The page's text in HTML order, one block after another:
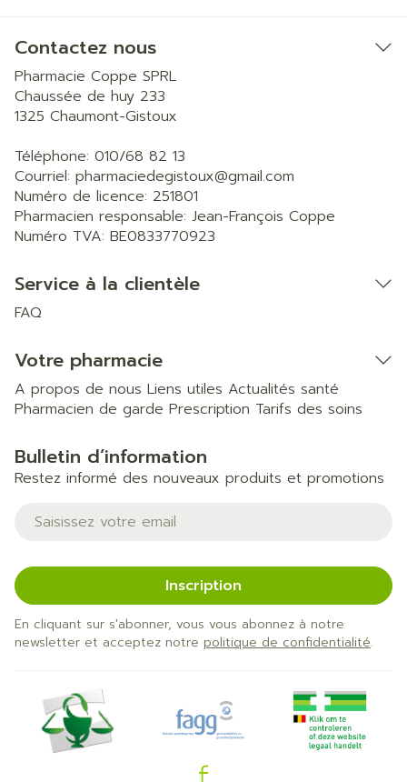
Contactez nous
Pharmacie Coppe SPRL
Chaussée de huy 233
1325 Chaumont-Gistoux
Téléphone: 010/68 82 13
Courriel: pharmaciedegistoux@gmail.com
Numéro de licence: 251801
Pharmacien responsable: Jean-François Coppe
Numéro TVA: BE0833770923
Service à la clientèle
FAQ
Votre pharmacie
A propos de nous Liens utiles Actualités santé
Pharmacien de garde Prescription Tarifs des soins
Bulletin d’information
Restez informé des nouveaux produits et promotions
Adresse mail
Inscription
En cliquant sur s'abonner, vous vous abonnez à notre
newsletter et acceptez notre politique de confidentialité.